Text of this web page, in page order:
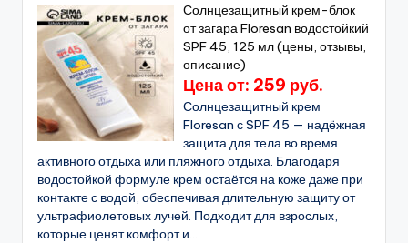
Солнцезащитный крем-блок
от загара Floresan водостойкий
SPF 45, 125 мл (цены, отзывы,
описание)
Цена от: 259 руб.
Солнцезащитный крем
Floresan с SPF 45 — надёжная
защита для тела во время
активного отдыха или пляжного отдыха. Благодаря
водостойкой формуле крем остаётся на коже даже при
контакте с водой, обеспечивая длительную защиту от
ультрафиолетовых лучей. Подходит для взрослых,
которые ценят комфорт и...